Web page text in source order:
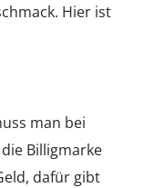
Hier ist
man bei
Billigmarke
dafür gibt